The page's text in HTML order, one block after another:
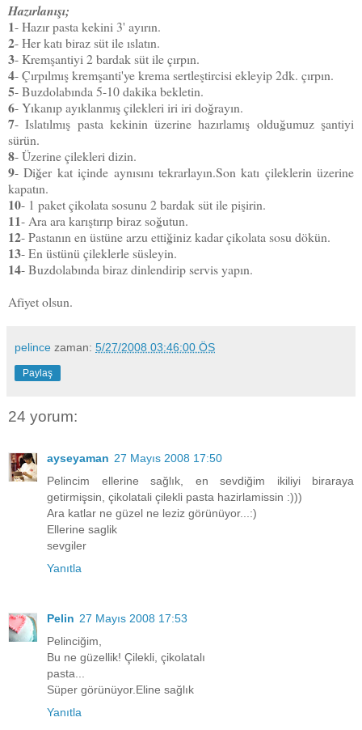
Hazırlanışı;
1- Hazır pasta kekini 3' ayırın.
2- Her katı biraz süt ile ıslatın.
3- Kremşantiyi 2 bardak süt ile çırpın.
4- Çırpılmış kremşanti'ye krema sertleştircisi ekleyip 2dk. çırpın.
5- Buzdolabında 5-10 dakika bekletin.
6- Yıkanıp ayıklanmış çilekleri iri iri doğrayın.
7- Islatılmış pasta kekinin üzerine hazırlamış olduğumuz şantiyi
sürün.
8- Üzerine çilekleri dizin.
9- Diğer kat içinde aynısını tekrarlayın.Son katı çileklerin üzerine
kapatın.
10- 1 paket çikolata sosunu 2 bardak süt ile pişirin.
11- Ara ara karıştırıp biraz soğutun.
12- Pastanın en üstüne arzu ettiğiniz kadar çikolata sosu dökün.
13- En üstünü çileklerle süsleyin.
14- Buzdolabında biraz dinlendirip servis yapın.
Afiyet olsun.
pelince zaman: 5/27/2008 03:46:00 ÖS
Paylaş
24 yorum:
ayseyaman 27 Mayıs 2008 17:50
Pelincim ellerine sağlık, en sevdiğim ikiliyi biraraya
getirmişsin, çikolatali çilekli pasta hazirlamissin :)))
Ara katlar ne güzel ne leziz görünüyor...:)
Ellerine saglik
sevgiler
Yanıtla
Pelin 27 Mayıs 2008 17:53
Pelinciğim,
Bu ne güzellik! Çilekli, çikolatalı
pasta...
Süper görünüyor.Eline sağlık
Yanıtla